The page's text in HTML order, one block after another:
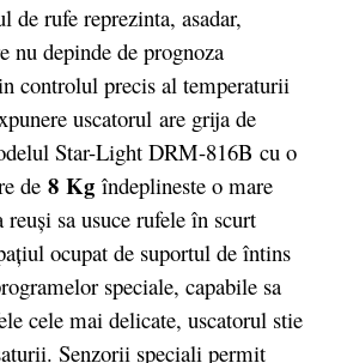
de rufe reprezinta, asadar,
nu depinde de prognoza
controlul precis al temperaturii
uscatorul are grija de
Star-Light DRM-816B cu o
de 8 Kg îndeplineste o mare
reuşi sa usuce rufele în scurt
ocupat de suportul de întins
speciale, capabile sa
cele mai delicate, uscatorul stie
Senzorii speciali permit